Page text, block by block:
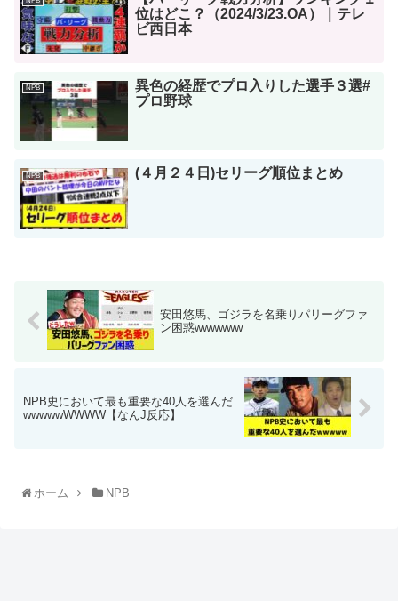
位はどこ？（2024/3/23.OA）｜テレ
ビ西日本
NPB
異色の経歴でプロ入りした選手３選#
プロ野球
NPB (４月２４日)セリーグ順位まとめ
安田悠馬、ゴジラを名乗りパリーグファ
ン困惑wwwwww
NPB史において最も重要な40人を選んだ
wwwwwWWWW【なんJ反応】
ホーム NPB